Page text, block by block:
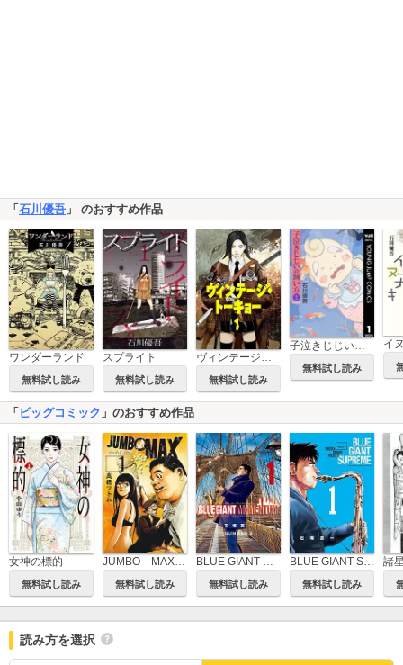
「 石川優吾 」 のおすすめ作品
ワンダーランド
無料試し読み
スプライト
無料試し読み
ヴィンテージ・トーキョー
無料試し読み
子泣きじじいの飼い方
無料試し読み
イ
「 ビッグコミック 」のおすすめ作品
女神の標的
無料試し読み 無料試し読み 無料試し読み 無料試し読み
読み方を選択